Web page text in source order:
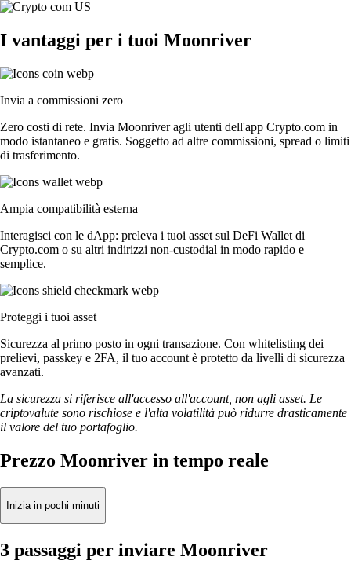
I vantaggi per i tuoi Moonriver
Invia a commissioni zero
Zero costi di rete. Invia Moonriver agli utenti dell'app Crypto.com in
modo istantaneo e gratis. Soggetto ad altre commissioni, spread o limiti
di trasferimento.
Ampia compatibilità esterna
Interagisci con le dApp: preleva i tuoi asset sul DeFi Wallet di
Crypto.com o su altri indirizzi non-custodial in modo rapido e
semplice.
Proteggi i tuoi asset
Sicurezza al primo posto in ogni transazione. Con whitelisting dei
prelievi, passkey e 2FA, il tuo account è protetto da livelli di sicurezza
avanzati.
La sicurezza si riferisce all'accesso all'account, non agli asset. Le
criptovalute sono rischiose e l'alta volatilità può ridurre drasticamente
il valore del tuo portafoglio.
Prezzo Moonriver in tempo reale
Inizia in pochi minuti
3 passaggi per inviare Moonriver